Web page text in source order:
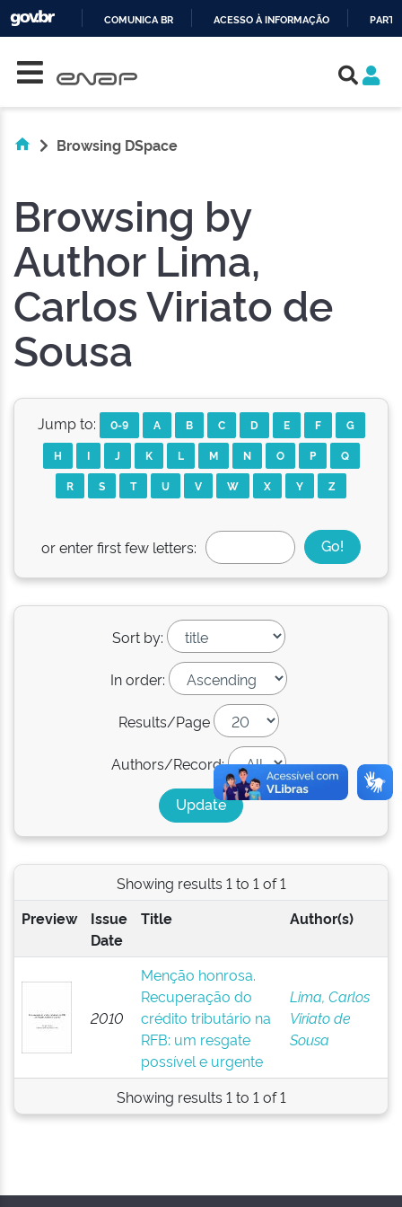
COMUNICA BR ACESSO À INFORMAÇÃO
Browsing DSpace
Browsing by
Author Lima,
Carlos Viriato de
Sousa
Jump to: 0-9 A B C D E F
G
H
I J K L M N O P
Q
R
S T U V W X Y Z
or enter first few letters:
Sort by:
In order:
Results/Page
Authors/Record:
Showing results 1 to 1 of 1
Preview
Issue
Date
Title Author(s)
2010
Menção honrosa.
Recuperação do
crédito tributário na
RFB: um resgate
possível e urgente
Lima, Carlos
Viriato de
Sousa
Showing results 1 to 1 of 1